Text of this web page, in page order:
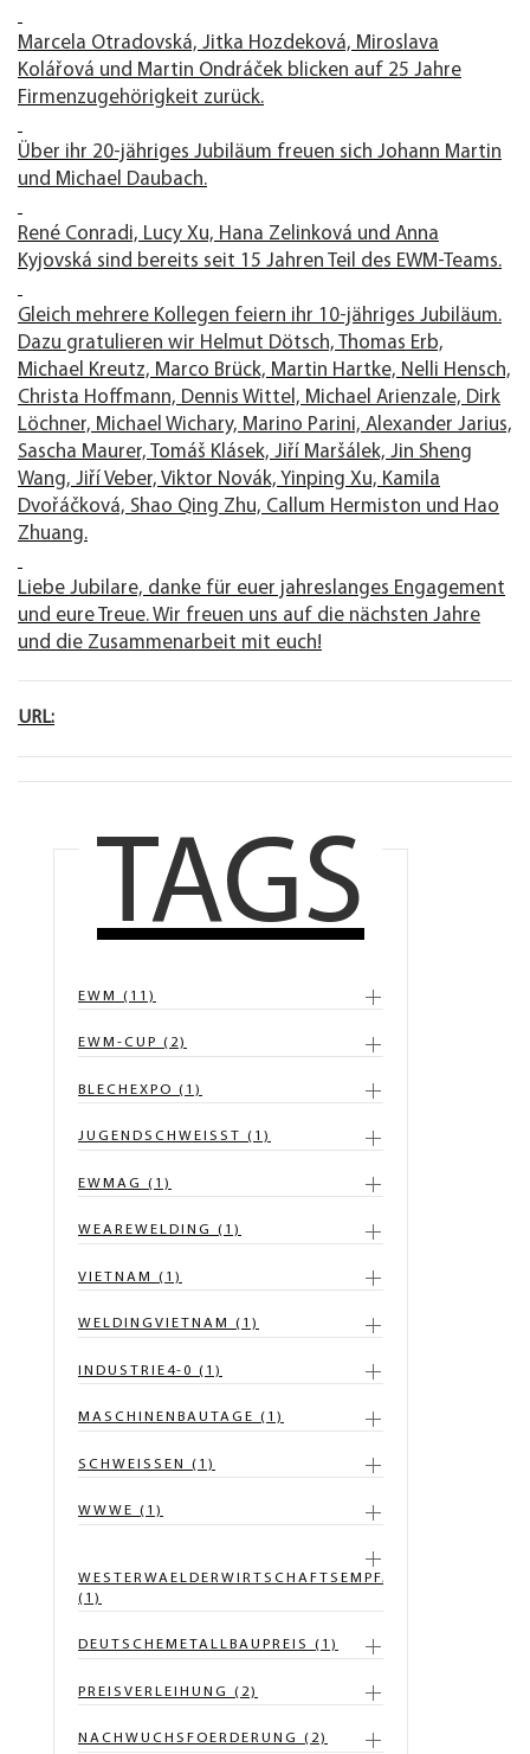
Marcela Otradovská, Jitka Hozdeková, Miroslava
Kolářová und Martin Ondráček blicken auf 25 Jahre
Firmenzugehörigkeit zurück.
Über ihr 20-jähriges Jubiläum freuen sich Johann Martin
und Michael Daubach.
René Conradi, Lucy Xu, Hana Zelinková und Anna
Kyjovská sind bereits seit 15 Jahren Teil des EWM-Teams.
Gleich mehrere Kollegen feiern ihr 10-jähriges Jubiläum.
Dazu gratulieren wir Helmut Dötsch, Thomas Erb,
Michael Kreutz, Marco Brück, Martin Hartke, Nelli Hensch,
Christa Hoffmann, Dennis Wittel, Michael Arienzale, Dirk
Löchner, Michael Wichary, Marino Parini, Alexander Jarius,
Sascha Maurer, Tomáš Klásek, Jiří Maršálek, Jin Sheng
Wang, Jiří Veber, Viktor Novák, Yinping Xu, Kamila
Dvořáčková, Shao Qing Zhu, Callum Hermiston und Hao
Zhuang.
Liebe Jubilare, danke für euer jahreslanges Engagement
und eure Treue. Wir freuen uns auf die nächsten Jahre
und die Zusammenarbeit mit euch!
URL:
TAGS
EWM (11)
EWM-CUP (2)
BLECHEXPO (1)
JUGENDSCHWEISST (1)
EWMAG (1)
WEAREWELDING (1)
VIETNAM (1)
WELDINGVIETNAM (1)
INDUSTRIE4-0 (1)
MASCHINENBAUTAGE (1)
SCHWEISSEN (1)
WWWE (1)
WESTERWAELDERWIRTSCHAFTSEMPFANG
(1)
DEUTSCHEMETALLBAUPREIS (1)
PREISVERLEIHUNG (2)
NACHWUCHSFOERDERUNG (2)